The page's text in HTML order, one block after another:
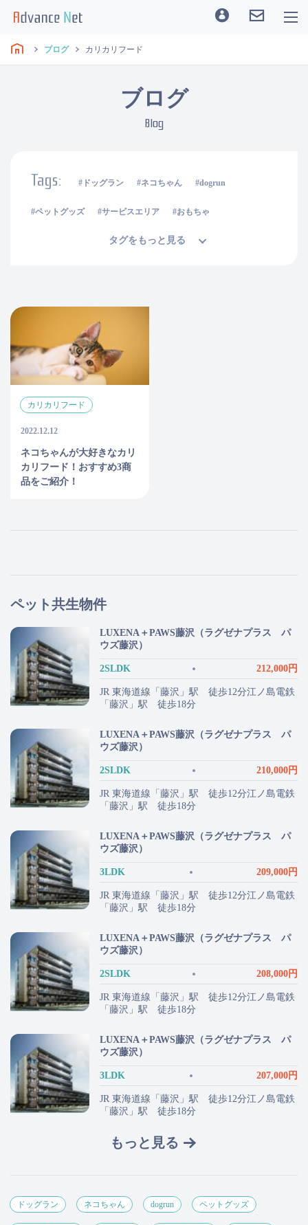
ブログ カリカリフード
ブログ
Blog
Tags: ドッグラン ネコちゃん dogrun
ペットグッズ サービスエリア おもちゃ
タグをもっと見る
カリカリフード
2022.12.12
ネコちゃんが大好きなカリ
カリフード！おすすめ3商
品をご紹介！
ペット共生物件
LUXENA＋PAWS藤沢（ラグゼナプラス パ
ウズ藤沢）
2SLDK 212,000円
JR 東海道線「藤沢」駅 徒歩12分江ノ島電鉄
「藤沢」駅 徒歩18分
LUXENA＋PAWS藤沢（ラグゼナプラス パ
ウズ藤沢）
2SLDK 210,000円
JR 東海道線「藤沢」駅 徒歩12分江ノ島電鉄
「藤沢」駅 徒歩18分
LUXENA＋PAWS藤沢（ラグゼナプラス パ
ウズ藤沢）
3LDK 209,000円
JR 東海道線「藤沢」駅 徒歩12分江ノ島電鉄
「藤沢」駅 徒歩18分
LUXENA＋PAWS藤沢（ラグゼナプラス パ
ウズ藤沢）
2SLDK 208,000円
JR 東海道線「藤沢」駅 徒歩12分江ノ島電鉄
「藤沢」駅 徒歩18分
LUXENA＋PAWS藤沢（ラグゼナプラス パ
ウズ藤沢）
3LDK 207,000円
JR 東海道線「藤沢」駅 徒歩12分江ノ島電鉄
「藤沢」駅 徒歩18分
もっと見る
ドッグラン ネコちゃん dogrun ペットグッズ